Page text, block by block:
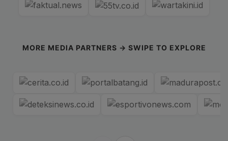
MORE MEDIA PARTNERS → SWIPE TO EXPLORE